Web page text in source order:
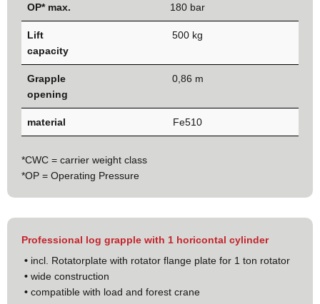
OP* max. 180 bar
Lift
capacity
500 kg
Grapple
opening
0,86 m
material Fe510
*CWC = carrier weight class
*OP = Operating Pressure
Professional log grapple with 1 horicontal cylinder
• incl. Rotatorplate with rotator flange plate for 1 ton rotator
• wide construction
• compatible with load and forest crane